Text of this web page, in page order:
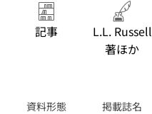
記事
L.L. Russell
著ほか
資料形態 掲載誌名